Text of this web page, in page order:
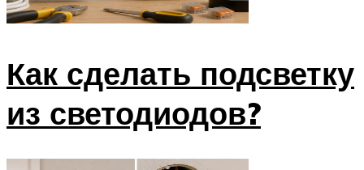
Как сделать подсветку
из светодиодов?